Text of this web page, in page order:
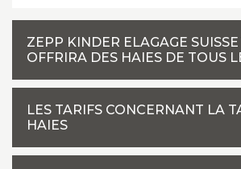
ZEPP KINDER ELAGAGE
OFFRIRA DES HAIES DE TOUS
LES TARIFS CONCERNANT LA
HAIES